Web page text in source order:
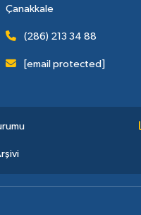
Çanakkale
(286) 213 34 88
[email protected]